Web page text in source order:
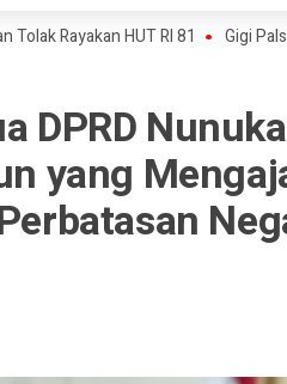
HUT RI 81 Gigi Palsu Copot
DPRD
yang